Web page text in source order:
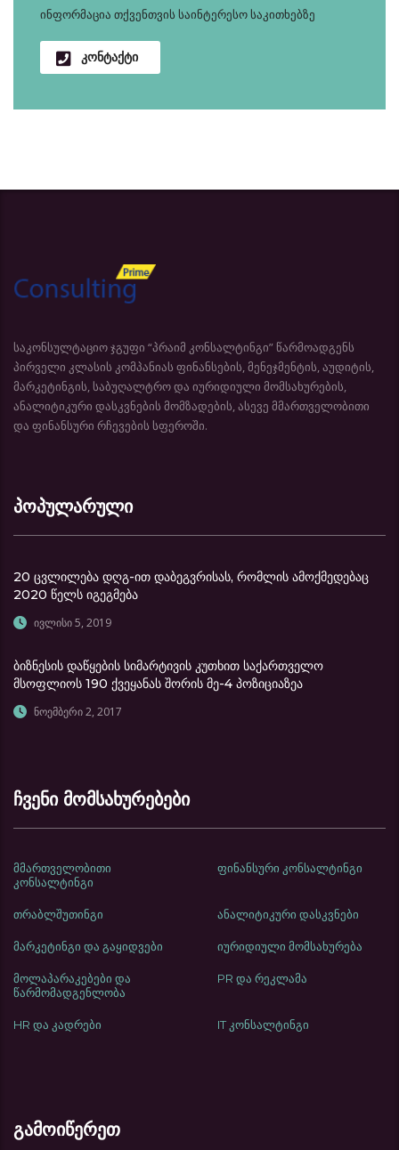
ინფორმაცია თქვენთვის საინტერესო საკითხებზე
კონტაქტი
საკონსულტაციო ჯგუფი “პრაიმ კონსალტინგი” წარმოადგენს
პირველი კლასის კომპანიას ფინანსების, მენეჯმენტის, აუდიტის,
მარკეტინგის, საბუღალტრო და იურიდიული მომსახურების,
ანალიტიკური დასკვნების მომზადების, ასევე მმართველობითი
და ფინანსური რჩევების სფეროში.
პოპულარული
20 ცვლილება დღგ-ით დაბეგვრისას, რომლის ამოქმედებაც
2020 წელს იგეგმება
ივლისი 5, 2019
ბიზნესის დაწყების სიმარტივის კუთხით საქართველო
მსოფლიოს 190 ქვეყანას შორის მე-4 პოზიციაზეა
ნოემბერი 2, 2017
ჩვენი მომსახურებები
მმართველობითი
კონსალტინგი
ფინანსური კონსალტინგი
თრაბლშუთინგი ანალიტიკური დასკვნები
მარკეტინგი და გაყიდვები იურიდიული მომსახურება
მოლაპარაკებები და
წარმომადგენლობა
PR და რეკლამა
HR და კადრები IT კონსალტინგი
გამოიწერეთ